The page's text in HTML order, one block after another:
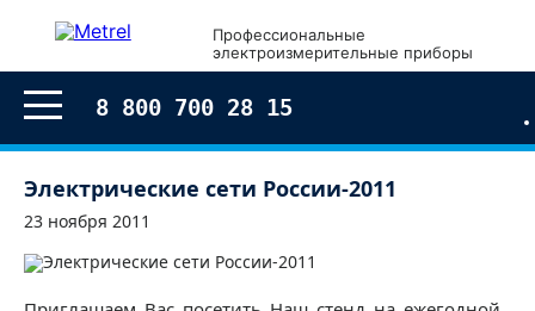
Профессиональные
электроизмерительные приборы
8 800 700 28 15
Электрические сети России-2011
23 ноября 2011